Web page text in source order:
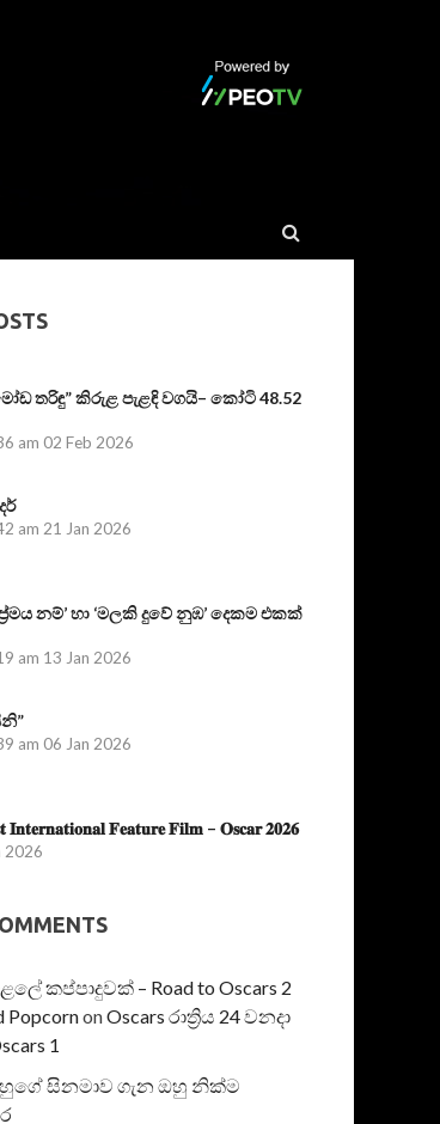
තරිඳු” කිරුළ පැළඳි වගයි– කෝටි 48.52
am 02 Feb 2026
am 21 Jan 2026
නම්’ හා ‘මලකි දුවේ නුඹ’ දෙකම එකක්
am 13 Jan 2026
am 06 Jan 2026
𝐈𝐧𝐭𝐞𝐫𝐧𝐚𝐭𝐢𝐨𝐧𝐚𝐥 𝐅𝐞𝐚𝐭𝐮𝐫𝐞 𝐅𝐢𝐥𝐦 – 𝐎𝐬𝐜𝐚𝐫 𝟐𝟎𝟐𝟔
2026
කප්පාදුවක් – Road to Oscars 2
PopcornonOscars රාත්‍රිය 24 වනදා
1
සිනමාව ගැන ඔහු නික්ම